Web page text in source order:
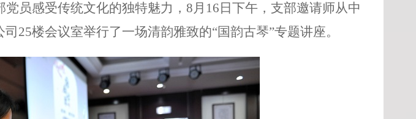
员感受传统文化的独特魅力，8月16日下午，支部邀请师从中
25楼会议室举行了一场清韵雅致的“国韵古琴”专题讲座。